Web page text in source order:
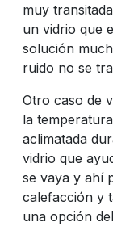
muy
un vidrio que
solución
ruido no se
Otro caso de
la
aclimatada
vidrio que
se vaya y ahí
calefacción y
una opción